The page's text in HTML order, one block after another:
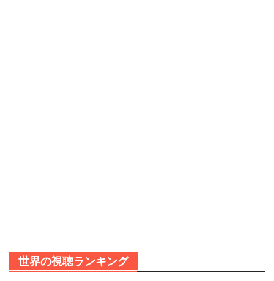
世界の視聴ランキング